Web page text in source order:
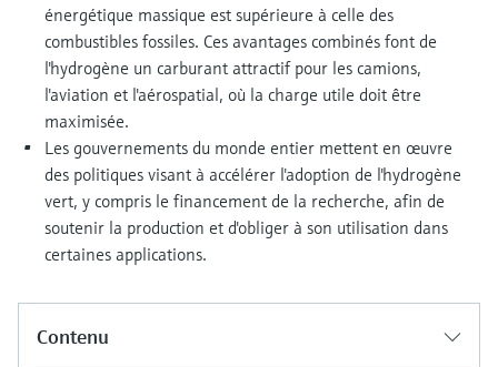
énergétique massique est supérieure à celle des
combustibles fossiles. Ces avantages combinés font de
l'hydrogène un carburant attractif pour les camions,
l'aviation et l'aérospatial, où la charge utile doit être
maximisée.
Les gouvernements du monde entier mettent en œuvre
des politiques visant à accélérer l'adoption de l'hydrogène
vert, y compris le financement de la recherche, afin de
soutenir la production et d'obliger à son utilisation dans
certaines applications.
Contenu